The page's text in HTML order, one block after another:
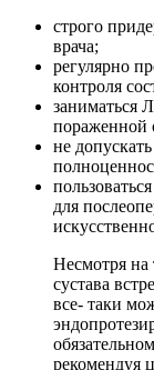
строго
врача;
регулярно
контроля
заниматься
пораженной
не
для
Несмотря на
сустава
все- таки
рекомендуя